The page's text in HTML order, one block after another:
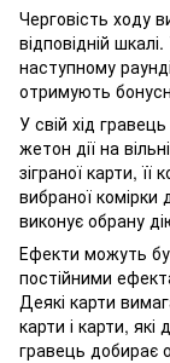
Черговість ходу
відповідній
наступному
отримують
У свій хід
жетон дії на
зіграної карти,
вибраної комірки
виконує обрану
Ефекти можуть
постійними
Деякі карти
карти і карти,
гравець добирає